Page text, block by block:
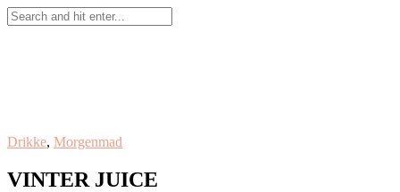
Drikke, Morgenmad
VINTER JUICE